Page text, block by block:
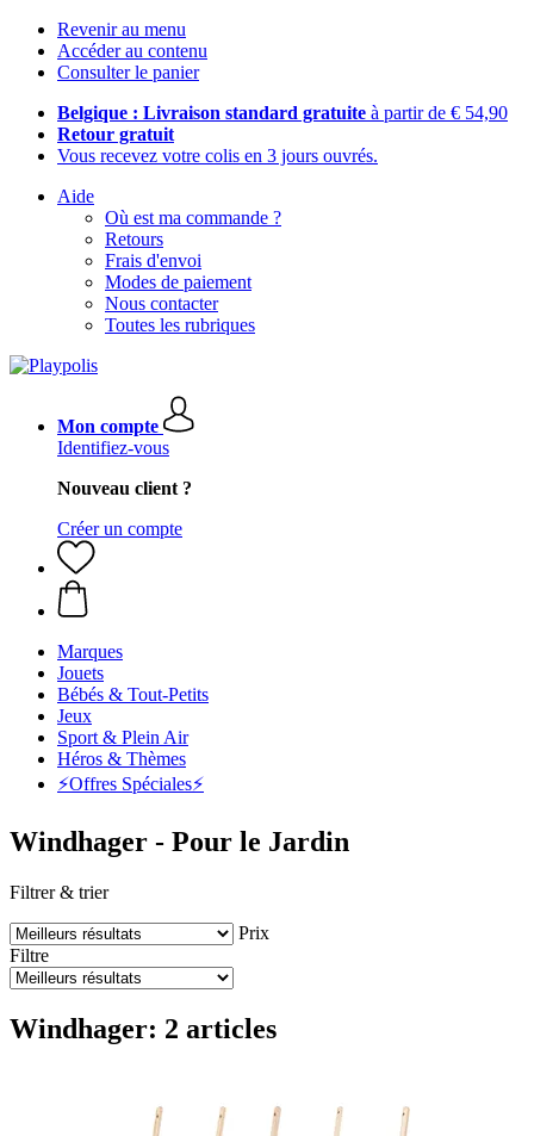
Revenir au menu
Accéder au contenu
Consulter le panier
Belgique : Livraison standard gratuite à partir de € 54,90
Retour gratuit
Vous recevez votre colis en 3 jours ouvrés.
Aide
Où est ma commande ?
Retours
Frais d'envoi
Modes de paiement
Nous contacter
Toutes les rubriques
Mon compte
Identifiez-vous
Nouveau client ?
Créer un compte
Marques
Jouets
Bébés & Tout-Petits
Jeux
Sport & Plein Air
Héros & Thèmes
⚡️Offres Spéciales⚡️
Windhager - Pour le Jardin
Filtrer & trier
Prix
Filtre
Windhager: 2 articles